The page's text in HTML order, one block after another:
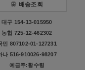
배송조회
대구 154-13-015950
농협 725-12-462302
민 807102-01-127231
나 516-910026-98207
예금주:황수령